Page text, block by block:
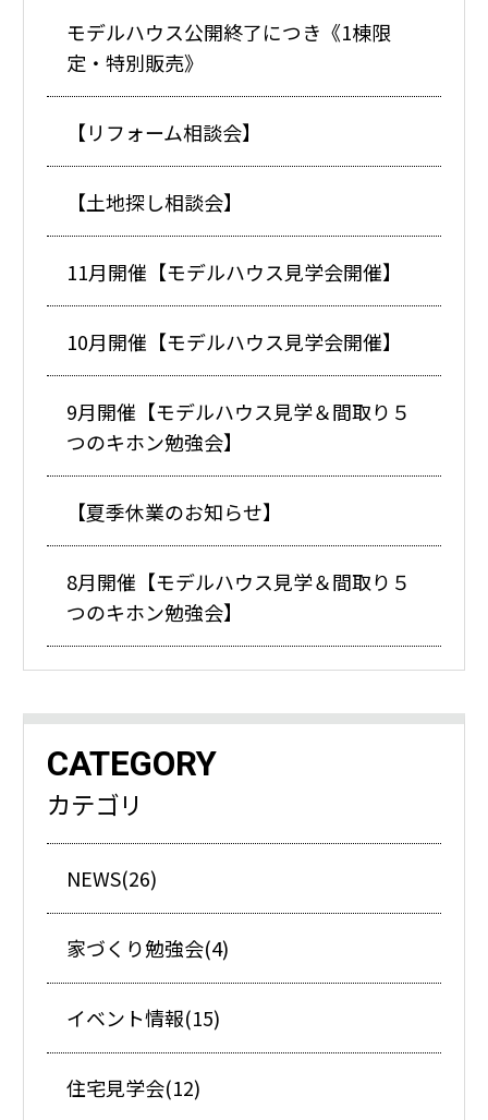
モデルハウス公開終了につき《1棟限
定・特別販売》
【リフォーム相談会】
【土地探し相談会】
11月開催【モデルハウス見学会開催】
10月開催【モデルハウス見学会開催】
9月開催【モデルハウス見学＆間取り５
つのキホン勉強会】
【夏季休業のお知らせ】
8月開催【モデルハウス見学＆間取り５
つのキホン勉強会】
CATEGORY
カテゴリ
NEWS(26)
家づくり勉強会(4)
イベント情報(15)
住宅見学会(12)